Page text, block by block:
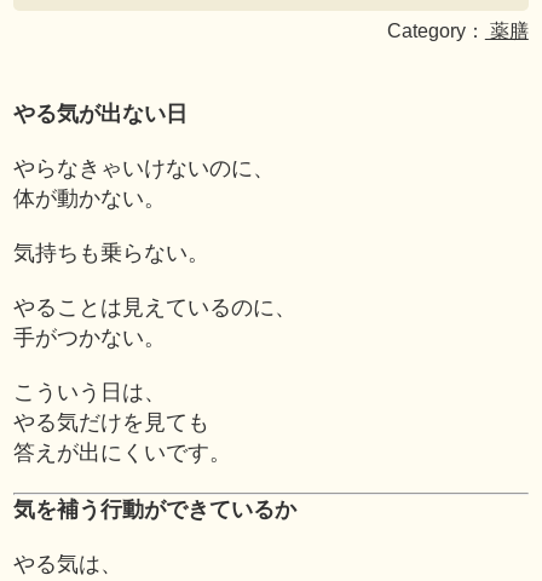
Category： 薬膳
やる気が出ない日
やらなきゃいけないのに、
体が動かない。
気持ちも乗らない。
やることは見えているのに、
手がつかない。
こういう日は、
やる気だけを見ても
答えが出にくいです。
気を補う行動ができているか
やる気は、